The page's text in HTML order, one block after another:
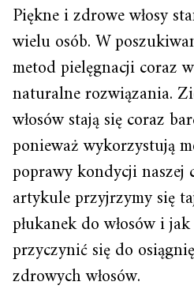
Piękne i zdrowe włosy
wielu osób. W
metod pielęgnacji coraz
naturalne rozwiązania.
włosów stają się coraz
ponieważ wykorzystują
poprawy kondycji naszej
artykule przyjrzymy się
płukanek do włosów i
przyczynić się do
zdrowych włosów.